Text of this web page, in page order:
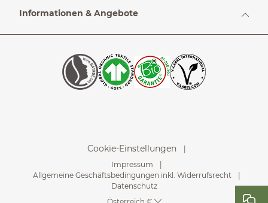
Informationen & Angebote
Cookie-Einstellungen
Impressum
Allgemeine Geschäftsbedingungen inkl. Widerrufsrecht
Datenschutz